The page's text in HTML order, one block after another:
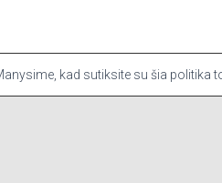
pageidavimus ir pakartotinius
kad sutiksite su šia politika